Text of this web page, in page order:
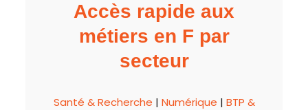
Accès rapide aux
métiers en F par
secteur
Santé & Recherche | Numérique | BTP &